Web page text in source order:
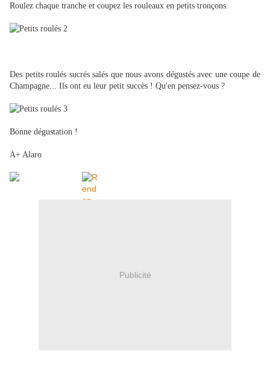
Roulez chaque tranche et coupez les rouleaux en petits tronçons.
Des petits roulés sucrés salés que nous avons dégustés avec une coupe de
Champagne... Ils ont eu leur petit succès ! Qu'en pensez-vous ?
Bonne dégustation !
A+ Alaro
Publicité